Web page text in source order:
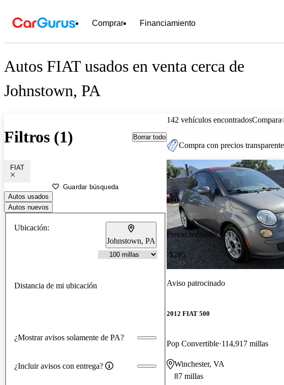
Comprar Financiamiento
Autos FIAT usados en venta cerca de
Johnstown, PA
Filtros (1) Borrar todo
FIAT
Guardar búsqueda
Autos usados
Autos nuevos
Ubicación:
Johnstown, PA
Distancia de mi ubicación
¿Mostrar avisos solamente de PA?
¿Incluir avisos con entrega?
142 vehículos encontradosCompara
Compra con precios
Precio reducido
-$205
Aviso patrocinado
2012 FIAT 500
Pop Convertible 114,917 millas
Winchester, VA
87 millas